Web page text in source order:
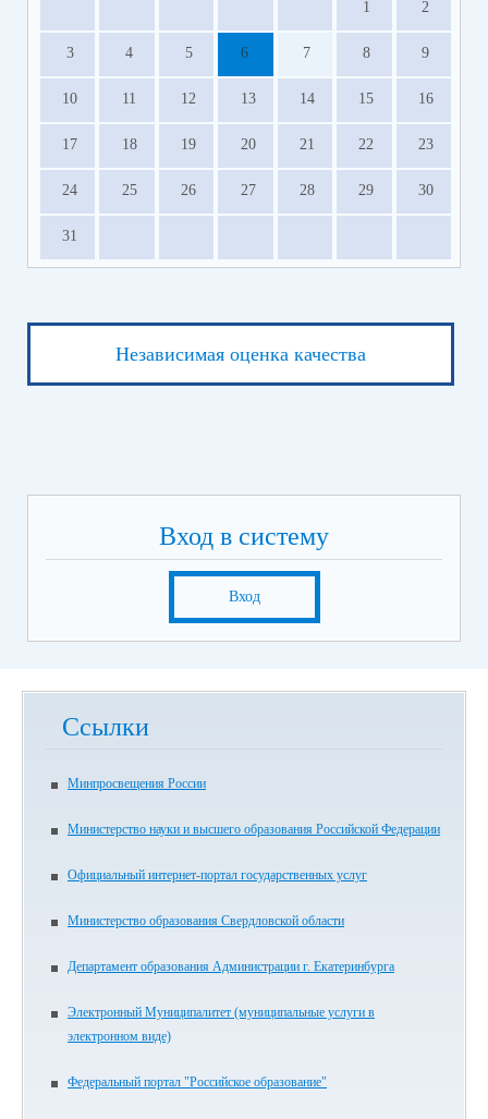
1 2
3 4 5 6 7 8 9
10 11 12 13 14 15 16
17 18 19 20 21 22 23
24 25 26 27 28 29 30
31
Независимая оценка качества
Вход в систему
Вход
Ссылки
Минпросвещения России
Министерство науки и высшего образования Российской Федерации
Официальный интернет-портал государственных услуг
Министерство образования Свердловской области
Департамент образования Администрации г. Екатеринбурга
Электронный Муниципалитет (муниципальные услуги в
электронном виде)
Федеральный портал "Российское образование"